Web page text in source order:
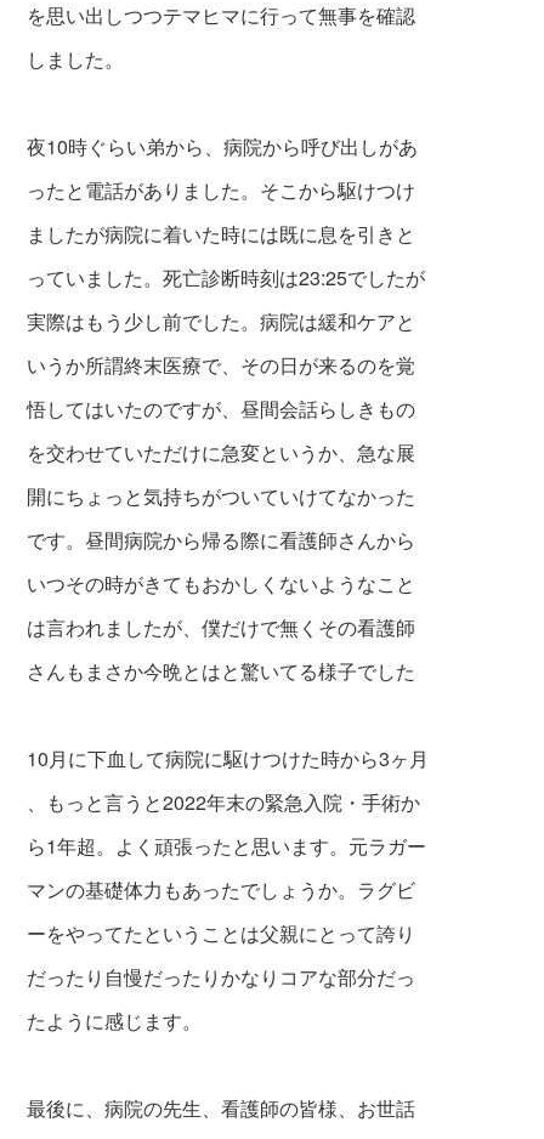
を思い出しつつテマヒマに行って無事を確認
しました。
夜10時ぐらい弟から、病院から呼び出しがあ
ったと電話がありました。そこから駆けつけ
ましたが病院に着いた時には既に息を引きと
っていました。死亡診断時刻は23:25でしたが
実際はもう少し前でした。病院は緩和ケアと
いうか所謂終末医療で、その日が来るのを覚
悟してはいたのですが、昼間会話らしきもの
を交わせていただけに急変というか、急な展
開にちょっと気持ちがついていけてなかった
です。昼間病院から帰る際に看護師さんから
いつその時がきてもおかしくないよう なこと
は言われましたが、僕だけで無くその看護師
さんもまさか今晩とはと驚いてる様子でした
10月に下血して病院に駆けつけた時から3ヶ月
、もっと言うと2022年末の緊急入院・手術か
ら1年超。よく頑張ったと思います。元ラガー
マンの基礎体力もあったでしょうか。ラグビ
ーをやってたということは父親にとって誇り
だったり自慢だったりかなりコアな部分だっ
たように感じます。
最後に、病院の先生、看護師の皆様、お世話